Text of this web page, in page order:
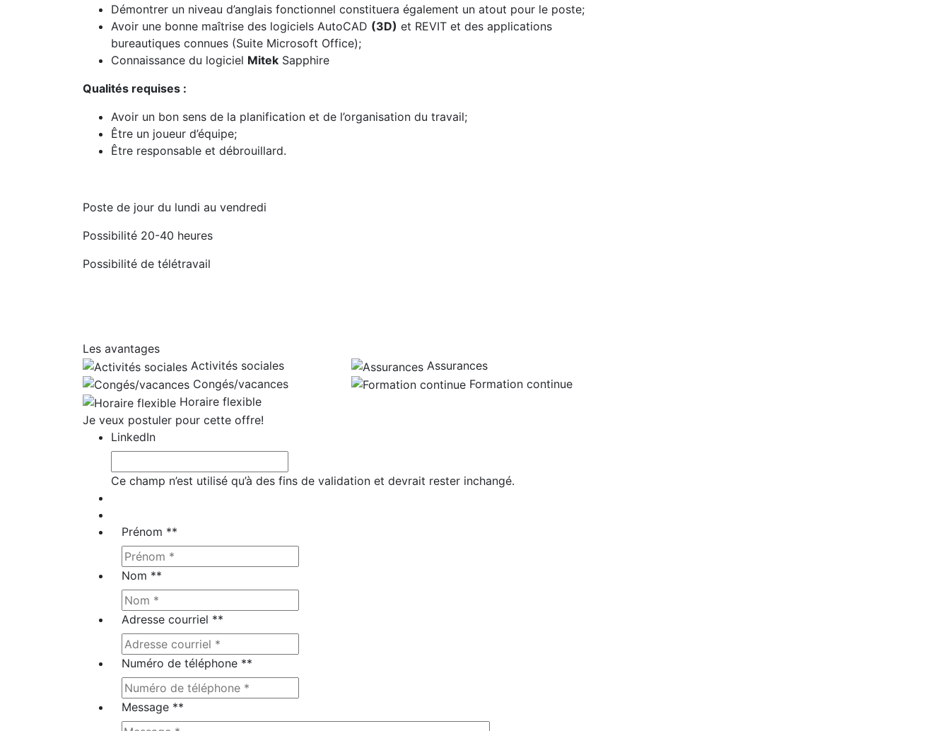
Démontrer un niveau d’anglais fonctionnel constituera également un atout pour le poste;
Avoir une bonne maîtrise des logiciels AutoCAD (3D) et REVIT et des applications
bureautiques connues (Suite Microsoft Office);
Connaissance du logiciel Mitek Sapphire
Qualités requises :
Avoir un bon sens de la planification et de l’organisation du travail;
Être un joueur d’équipe;
Être responsable et débrouillard.
Poste de jour du lundi au vendredi
Possibilité 20-40 heures
Possibilité de télétravail
Les avantages
Activités sociales
Assurances
Congés/vacances
Formation continue
Horaire flexible
Je veux postuler pour cette offre!
LinkedIn
Ce champ n’est utilisé qu’à des fins de validation et devrait rester inchangé.
Prénom **
Nom **
Adresse courriel **
Numéro de téléphone **
Message **